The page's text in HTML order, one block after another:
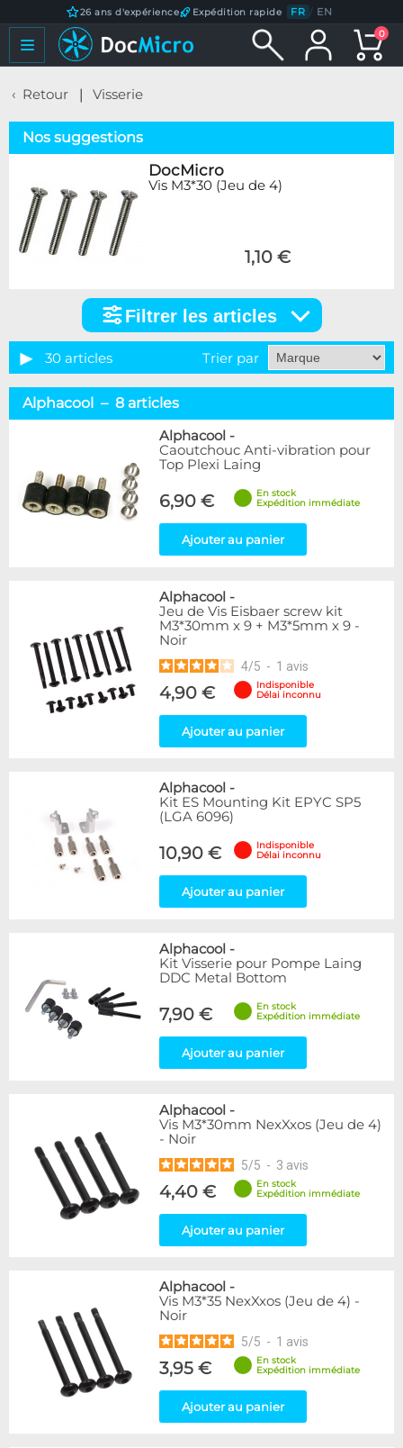
26 ans d'expérience Expédition rapide FR / EN
0
Retour Visserie
Nos suggestions
DocMicro
Vis M3*30 (Jeu de 4)
1,10 €
articles
Marque
Alphacool
13
1
EK Water Blocks
8
Disponibilité / Promotions
Articles en promotions
Appliquer
Filtrer les articles
30 articles Trier par
Alphacool – 8 articles
Alphacool -
Caoutchouc Anti-vibration pour
Top Plexi Laing
6,90 €
En stock
Expédition immédiate
Ajouter au panier
Alphacool -
Jeu de Vis Eisbaer screw kit
M3*30mm x 9 + M3*5mm x 9 -
Noir
4/5 - 1 avis
4,90 €
Indisponible
Délai inconnu
Ajouter au panier
Alphacool -
Kit ES Mounting Kit EPYC SP5
(LGA 6096)
10,90 €
Indisponible
Délai inconnu
Ajouter au panier
Alphacool -
Kit Visserie pour Pompe Laing
DDC Metal Bottom
7,90 €
En stock
Expédition immédiate
Ajouter au panier
Alphacool -
Vis M3*30mm NexXxos (Jeu de 4)
- Noir
5/5 - 3 avis
4,40 €
En stock
Expédition immédiate
Ajouter au panier
Alphacool -
Vis M3*35 NexXxos (Jeu de 4) -
Noir
5/5 - 1 avis
3,95 €
En stock
Expédition immédiate
Ajouter au panier